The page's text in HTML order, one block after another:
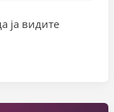
ја видите